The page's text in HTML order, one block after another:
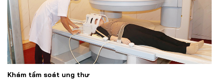
Khám tầm soát ung thư